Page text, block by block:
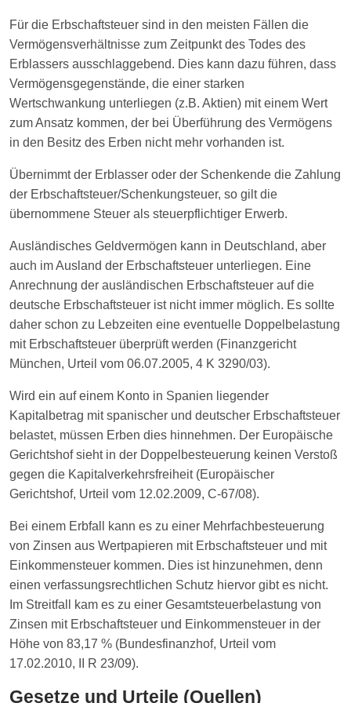
Für die Erbschaftsteuer sind in den meisten Fällen die
Vermögensverhältnisse zum Zeitpunkt des Todes des
Erblassers ausschlaggebend. Dies kann dazu führen, dass
Vermögensgegenstände, die einer starken
Wertschwankung unterliegen (z.B. Aktien) mit einem Wert
zum Ansatz kommen, der bei Überführung des Vermögens
in den Besitz des Erben nicht mehr vorhanden ist.
Übernimmt der Erblasser oder der Schenkende die Zahlung
der Erbschaftsteuer/Schenkungsteuer, so gilt die
übernommene Steuer als steuerpflichtiger Erwerb.
Ausländisches Geldvermögen kann in Deutschland, aber
auch im Ausland der Erbschaftsteuer unterliegen. Eine
Anrechnung der ausländischen Erbschaftsteuer auf die
deutsche Erbschaftsteuer ist nicht immer möglich. Es sollte
daher schon zu Lebzeiten eine eventuelle Doppelbelastung
mit Erbschaftsteuer überprüft werden (Finanzgericht
München, Urteil vom 06.07.2005, 4 K 3290/03).
Wird ein auf einem Konto in Spanien liegender
Kapitalbetrag mit spanischer und deutscher Erbschaftsteuer
belastet, müssen Erben dies hinnehmen. Der Europäische
Gerichtshof sieht in der Doppelbesteuerung keinen Verstoß
gegen die Kapitalverkehrsfreiheit (Europäischer
Gerichtshof, Urteil vom 12.02.2009, C-67/08).
Bei einem Erbfall kann es zu einer Mehrfachbesteuerung
von Zinsen aus Wertpapieren mit Erbschaftsteuer und mit
Einkommensteuer kommen. Dies ist hinzunehmen, denn
einen verfassungsrechtlichen Schutz hiervor gibt es nicht.
Im Streitfall kam es zu einer Gesamtsteuerbelastung von
Zinsen mit Erbschaftsteuer und Einkommensteuer in der
Höhe von 83,17 % (Bundesfinanzhof, Urteil vom
17.02.2010, II R 23/09).
Gesetze und Urteile (Quellen)